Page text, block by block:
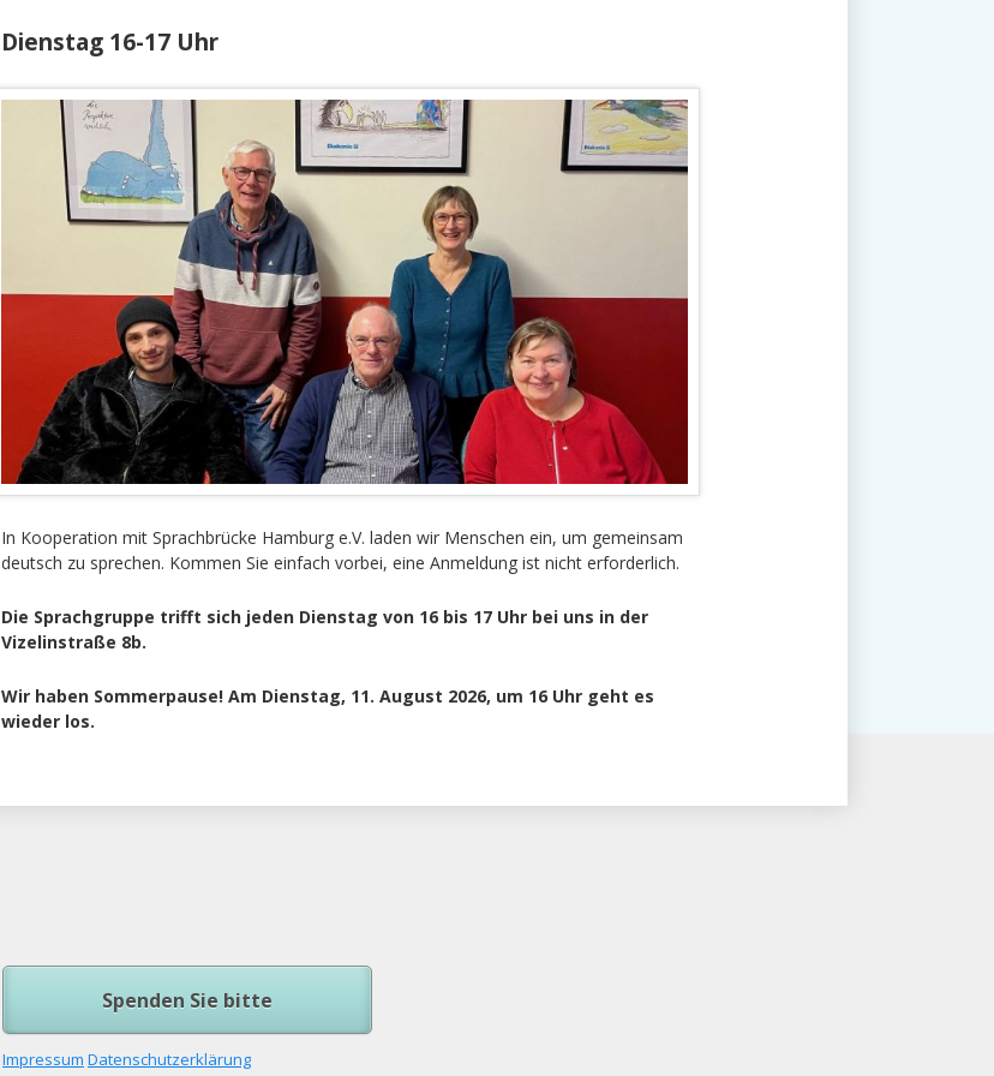
Dienstag 16-17 Uhr
In Kooperation mit Sprachbrücke Hamburg e.V. laden wir Menschen ein, um gemeinsam
deutsch zu sprechen. Kommen Sie einfach vorbei, eine Anmeldung ist nicht erforderlich.
Die Sprachgruppe trifft sich jeden Dienstag von 16 bis 17 Uhr bei uns in der
Vizelinstraße 8b.
Wir haben Sommerpause! Am Dienstag, 11. August 2026, um 16 Uhr geht es
wieder los.
Spenden Sie bitte
Impressum Datenschutzerklärung